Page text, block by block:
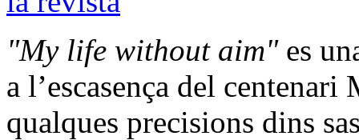
"My life without aim"es
a l’escasença del
qualques precisions dins